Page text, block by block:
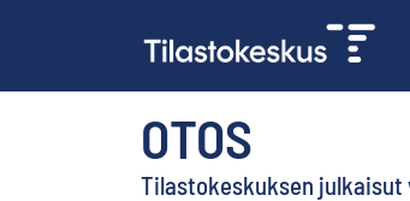
OTOS
Tilastokeskuksen julkaisut